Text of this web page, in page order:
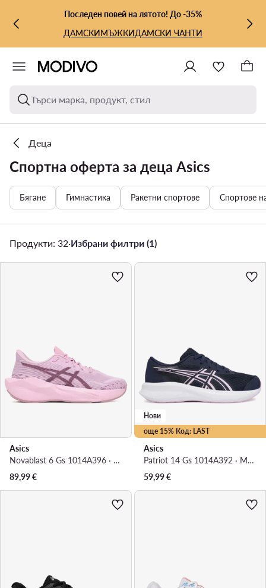
КЪМ ОСНОВНОТО СЪДЪРЖАНИЕ
КЪМ ТЪРСЕНЕПоследен повей на лятото! До -35%
ДАМСКИМЪЖКИДАМСКИ ЧАНТИ
Търси марка, продукт, стил
Деца
Спортна оферта за деца Asics
Бягане Гимнастика Ракетни спортове Спортове
Продукти: 32·Избрани филтри (1)
Asics
Novablast 6 Gs 1014A396 · Маратонки за бягане
89,99€
още 15% Код: LAST
Нови
Asics
Patriot 14 Gs 1014A392 · Маратонки за бягане
59,99€